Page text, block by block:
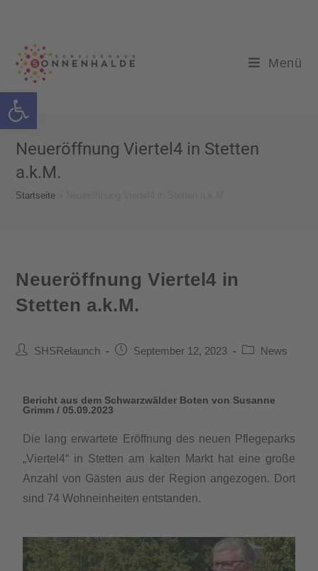
Werkzeugleiste öffnen
Menü
Neueröffnung Viertel4 in Stetten
a.k.M.
Startseite
Neueröffnung Viertel4 in
Stetten a.k.M.
SHSRelaunch September 12, 2023 News
Bericht aus dem Schwarzwälder Boten von Susanne
Grimm / 05.09.2023
Die lang erwartete Eröffnung des neuen Pflegeparks
„Viertel4“ in Stetten am kalten Markt hat eine große
Anzahl von Gästen aus der Region angezogen. Dort
sind 74 Wohneinheiten entstanden.